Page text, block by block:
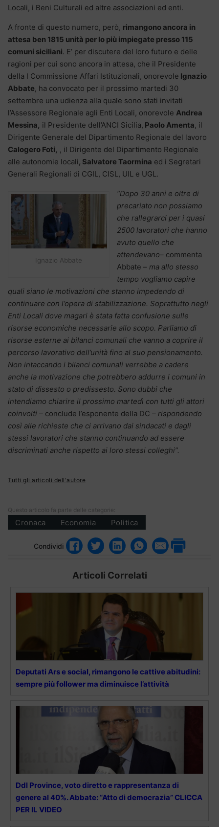
Locali, i Beni Culturali ed altre associazioni ed enti.
A fronte di questo numero, però, rimangono ancora in
attesa ben 1815 unità per lo più impiegate presso 115
comuni siciliani. E’ per discutere del loro futuro e delle
ragioni per cui sono ancora in attesa, che il Presidente
della I Commissione Affari Istituzionali, onorevole Ignazio
Abbate, ha convocato per il prossimo martedi 30
settembre una udienza alla quale sono stati invitati
l’Assessore Regionale agli Enti Locali, onorevole Andrea
Messina, il Presidente dell’ANCI Sicilia, Paolo Amenta, il
Dirigente Generale del Dipartimento Regionale del lavoro
Calogero Foti, , il Dirigente del Dipartimento Regionale
alle autonomie locali, Salvatore Taormina ed i Segretari
Generali Regionali di CGIL, CISL, UIL e UGL.
Ignazio Abbate
“Dopo 30 anni e oltre di
precariato non possiamo
che rallegrarci per i quasi
2500 lavoratori che hanno
avuto quello che
attendevano– commenta
Abbate – ma allo stesso
tempo vogliamo capire
quali siano le motivazioni che stanno impedendo di
continuare con l’opera di stabilizzazione. Soprattutto negli
Enti Locali dove magari è stata fatta confusione sulle
risorse economiche necessarie allo scopo. Parliamo di
risorse esterne ai bilanci comunali che vanno a coprire il
percorso lavorativo dell’unità fino al suo pensionamento.
Non intaccando i bilanci comunali verrebbe a cadere
anche la motivazione che potrebbero addurre i comuni in
stato di dissesto o predissesto. Sono dubbi che
intendiamo chiarire il prossimo martedì con tutti gli attori
coinvolti – conclude l’esponente della DC – rispondendo
così alle richieste che ci arrivano dai sindacati e dagli
stessi lavoratori che stanno continuando ad essere
discriminati anche rispetto ai loro stessi colleghi”.
Tutti gli articoli dell'autore
Questo articolo fa parte delle categorie:
Cronaca Economia Politica
Condividi
Articoli Correlati
Deputati Ars e social, rimangono le cattive abitudini:
sempre più follower ma diminuisce l’attività
Ddl Province, voto diretto e rappresentanza di
genere al 40%. Abbate: “Atto di democrazia” CLICCA
PER IL VIDEO